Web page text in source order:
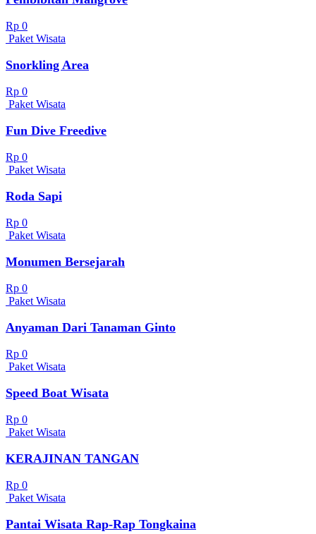
Rp 0
Paket Wisata
Snorkling Area
Rp 0
Paket Wisata
Fun Dive Freedive
Rp 0
Paket Wisata
Roda Sapi
Rp 0
Paket Wisata
Monumen Bersejarah
Rp 0
Paket Wisata
Anyaman Dari Tanaman Ginto
Rp 0
Paket Wisata
Speed Boat Wisata
Rp 0
Paket Wisata
KERAJINAN TANGAN
Rp 0
Paket Wisata
Pantai Wisata Rap-Rap Tongkaina